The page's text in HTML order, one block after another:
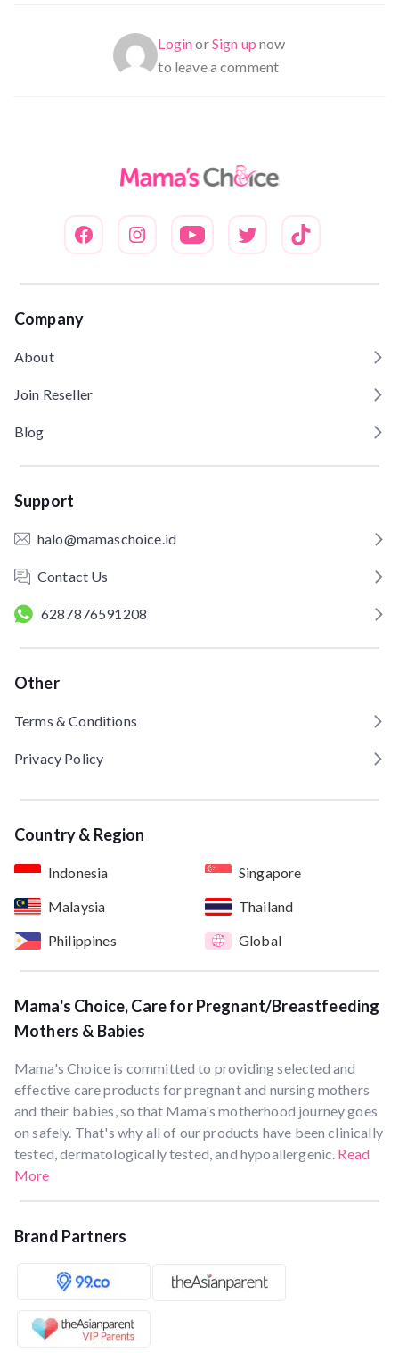
LoginorSign up now
to leave a comment
Company
About
Join Reseller
Blog
Support
halo@mamaschoice.id
Contact Us
6287876591208
Other
Terms & Conditions
Privacy Policy
Country & Region
Indonesia
Singapore
Malaysia
Thailand
Philippines
Global
Mama's Choice, Care for Pregnant/Breastfeeding
Mothers & Babies
Mama's Choice is committed to providing selected and
effective care products for pregnant and nursing mothers
and their babies, so that Mama's motherhood journey goes
on safely. That's why all of our products have been clinically
tested, dermatologically tested, and hypoallergenic. Read
More
Brand Partners